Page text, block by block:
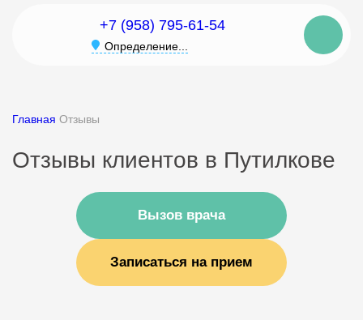
+7 (958) 795-61-54
Определение...
Главная Отзывы
Отзывы клиентов в Путилкове
Вызов врача
Записаться на прием